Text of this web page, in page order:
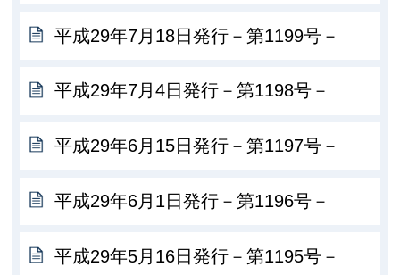
平成29年7月18日発行－第1199号－
平成29年7月4日発行－第1198号－
平成29年6月15日発行－第1197号－
平成29年6月1日発行－第1196号－
平成29年5月16日発行－第1195号－